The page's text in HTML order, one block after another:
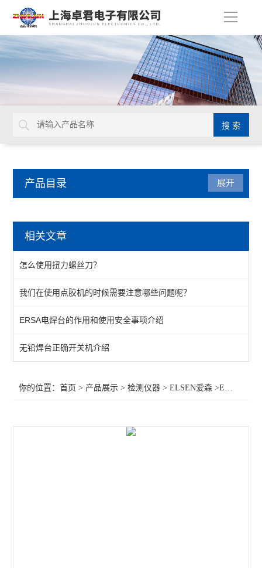
导
产品目录
表面抵抗计
KANETEC高斯计
SIMCO测试仪
日本三丰千分表
MITUTOYO三丰
展开
相关文章
怎么使用扭力螺丝刀？
我们在使用点胶机的时候需要注意哪些问题呢？
ERSA电焊台的作用和使用安全事项介绍
无铅焊台正确开关机介绍
你的位置：首页 > 产品展示 >检测仪器 >ELSEN爱森 >EISEN针规EP-1A